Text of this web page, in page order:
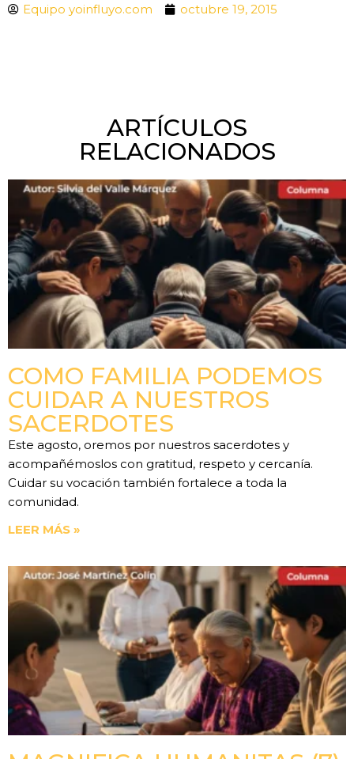
Equipo yoinfluyo.com octubre 19, 2015
ARTÍCULOS
RELACIONADOS
COMO FAMILIA PODEMOS
CUIDAR A NUESTROS
SACERDOTES
Este agosto, oremos por nuestros sacerdotes y
acompañémoslos con gratitud, respeto y cercanía.
Cuidar su vocación también fortalece a toda la
comunidad.
LEER MÁS »